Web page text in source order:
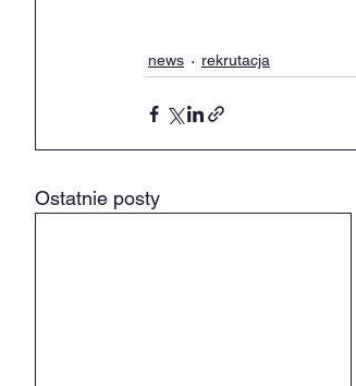
news rekrutacja
Ostatnie posty